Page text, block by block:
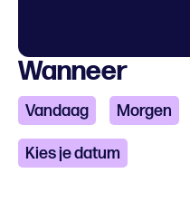
Wanneer
Vandaag Morgen
Kies je datum